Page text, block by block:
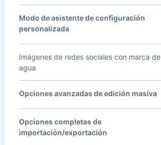
Modo de asistente de configuración
personalizada
Imágenes de redes sociales con marca de
agua
Opciones avanzadas de edición masiva
Opciones completas de
importación/exportación